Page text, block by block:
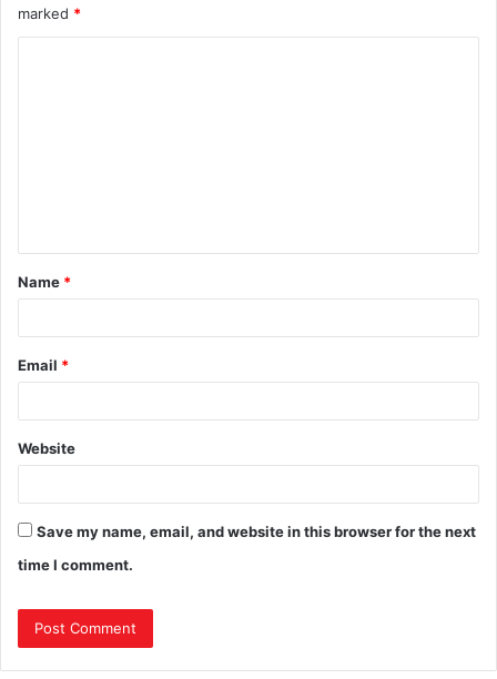
marked *
Name *
Email *
Website
Save my name, email, and website in this browser for the next
time I comment.